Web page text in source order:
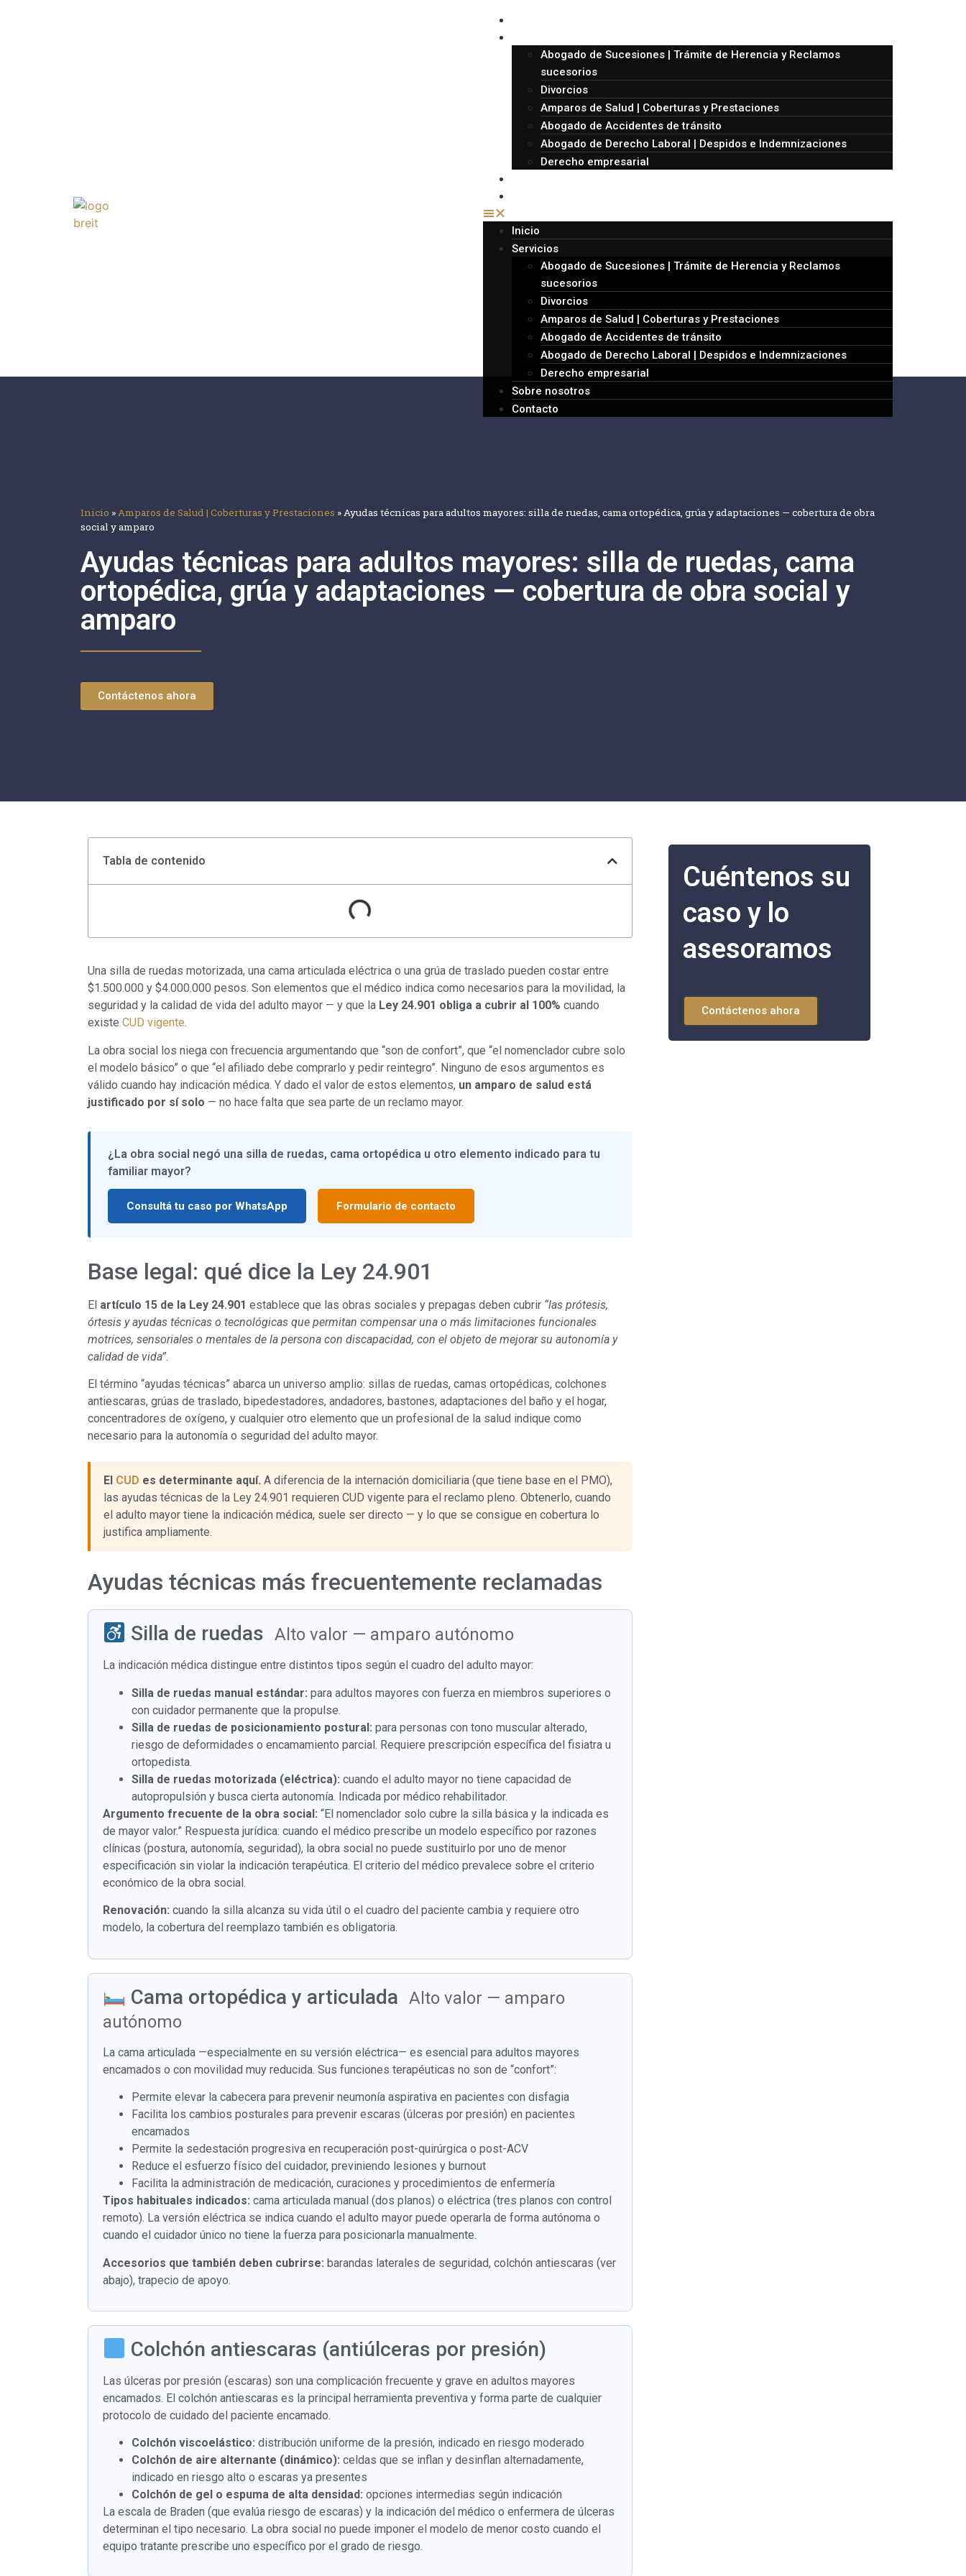
Abogado de Sucesiones | Trámite de Herencia y Reclamos
sucesorios
Divorcios
Amparos de Salud | Coberturas y Prestaciones
Abogado de Accidentes de tránsito
Abogado de Derecho Laboral | Despidos e Indemnizaciones
Derecho empresarial
Inicio
Servicios
Abogado de Sucesiones | Trámite de Herencia y Reclamos
sucesorios
Divorcios
Amparos de Salud | Coberturas y Prestaciones
Abogado de Accidentes de tránsito
Abogado de Derecho Laboral | Despidos e Indemnizaciones
Derecho empresarial
Sobre nosotros
Contacto
Inicio » Amparos de Salud | Coberturas y Prestaciones » Ayudas técnicas para adultos mayores: silla de ruedas, cama ortopédica, grúa y adaptaciones — cobertura de obra
social y amparo
Ayudas técnicas para adultos mayores: silla de ruedas, cama
ortopédica, grúa y adaptaciones — cobertura de obra social y
amparo
Contáctenos ahora
Tabla de contenido
Una silla de ruedas motorizada, una cama articulada eléctrica o una grúa de traslado pueden costar entre
$1.500.000 y $4.000.000 pesos. Son elementos que el médico indica como necesarios para la movilidad, la
seguridad y la calidad de vida del adulto mayor — y que la Ley 24.901 obliga a cubrir al 100% cuando
existe CUD vigente.
La obra social los niega con frecuencia argumentando que “son de confort”, que “el nomenclador cubre solo
el modelo básico” o que “el afiliado debe comprarlo y pedir reintegro”. Ninguno de esos argumentos es
válido cuando hay indicación médica. Y dado el valor de estos elementos, un amparo de salud está
justificado por sí solo — no hace falta que sea parte de un reclamo mayor.
¿La obra social negó una silla de ruedas, cama ortopédica u otro elemento indicado para tu
familiar mayor?
Consultá tu caso por WhatsApp Formulario de contacto
Base legal: qué dice la Ley 24.901
El artículo 15 de la Ley 24.901 establece que las obras sociales y prepagas deben cubrir “las prótesis,
órtesis y ayudas técnicas o tecnológicas que permitan compensar una o más limitaciones funcionales
motrices, sensoriales o mentales de la persona con discapacidad, con el objeto de mejorar su autonomía y
calidad de vida”.
El término “ayudas técnicas” abarca un universo amplio: sillas de ruedas, camas ortopédicas, colchones
antiescaras, grúas de traslado, bipedestadores, andadores, bastones, adaptaciones del baño y el hogar,
concentradores de oxígeno, y cualquier otro elemento que un profesional de la salud indique como
necesario para la autonomía o seguridad del adulto mayor.
El CUD es determinante aquí. A diferencia de la internación domiciliaria (que tiene base en el PMO),
las ayudas técnicas de la Ley 24.901 requieren CUD vigente para el reclamo pleno. Obtenerlo, cuando
el adulto mayor tiene la indicación médica, suele ser directo — y lo que se consigue en cobertura lo
justifica ampliamente.
Ayudas técnicas más frecuentemente reclamadas
Silla de ruedas Alto valor — amparo autónomo
La indicación médica distingue entre distintos tipos según el cuadro del adulto mayor:
Silla de ruedas manual estándar: para adultos mayores con fuerza en miembros superiores o
con cuidador permanente que la propulse.
Silla de ruedas de posicionamiento postural: para personas con tono muscular alterado,
riesgo de deformidades o encamamiento parcial. Requiere prescripción específica del fisiatra u
ortopedista.
Silla de ruedas motorizada (eléctrica): cuando el adulto mayor no tiene capacidad de
autopropulsión y busca cierta autonomía. Indicada por médico rehabilitador.
Argumento frecuente de la obra social: “El nomenclador solo cubre la silla básica y la indicada es
de mayor valor.” Respuesta jurídica: cuando el médico prescribe un modelo específico por razones
clínicas (postura, autonomía, seguridad), la obra social no puede sustituirlo por uno de menor
especificación sin violar la indicación terapéutica. El criterio del médico prevalece sobre el criterio
económico de la obra social.
Renovación: cuando la silla alcanza su vida útil o el cuadro del paciente cambia y requiere otro
modelo, la cobertura del reemplazo también es obligatoria.
Cama ortopédica y articulada Alto valor — amparo
autónomo
La cama articulada —especialmente en su versión eléctrica— es esencial para adultos mayores
encamados o con movilidad muy reducida. Sus funciones terapéuticas no son de “confort”:
Permite elevar la cabecera para prevenir neumonía aspirativa en pacientes con disfagia
Facilita los cambios posturales para prevenir escaras (úlceras por presión) en pacientes
encamados
Permite la sedestación progresiva en recuperación post-quirúrgica o post-ACV
Reduce el esfuerzo físico del cuidador, previniendo lesiones y burnout
Facilita la administración de medicación, curaciones y procedimientos de enfermería
Tipos habituales indicados: cama articulada manual (dos planos) o eléctrica (tres planos con control
remoto). La versión eléctrica se indica cuando el adulto mayor puede operarla de forma autónoma o
cuando el cuidador único no tiene la fuerza para posicionarla manualmente.
Accesorios que también deben cubrirse: barandas laterales de seguridad, colchón antiescaras (ver
abajo), trapecio de apoyo.
Colchón antiescaras (antiúlceras por presión)
Las úlceras por presión (escaras) son una complicación frecuente y grave en adultos mayores
encamados. El colchón antiescaras es la principal herramienta preventiva y forma parte de cualquier
protocolo de cuidado del paciente encamado.
Colchón viscoelástico: distribución uniforme de la presión, indicado en riesgo moderado
Colchón de aire alternante (dinámico): celdas que se inflan y desinflan alternadamente,
indicado en riesgo alto o escaras ya presentes
Colchón de gel o espuma de alta densidad: opciones intermedias según indicación
La escala de Braden (que evalúa riesgo de escaras) y la indicación del médico o enfermera de úlceras
determinan el tipo necesario. La obra social no puede imponer el modelo de menor costo cuando el
equipo tratante prescribe uno específico por el grado de riesgo.
Cuéntenos su
caso y lo
asesoramos
Contáctenos ahora